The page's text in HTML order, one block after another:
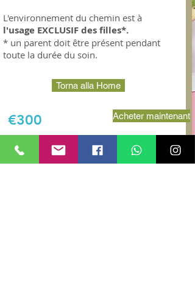
L'environnement du chemin est à
l'usage EXCLUSIF des filles*.
* un parent doit être présent pendant
toute la durée du soin.
Torna alla Home
€300 Acheter maintenant